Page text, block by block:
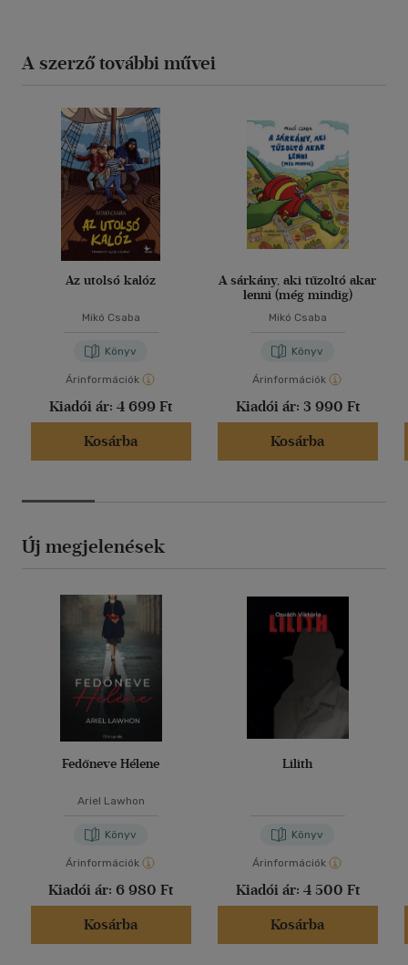
A szerző további művei
Az utolsó kalóz
Mikó Csaba
Könyv
Árinformációk
Kiadói ár: 4 699 Ft
Kosárba
A sárkány, aki tűzoltó akar
lenni (még mindig)
Mikó Csaba
Könyv
Árinformációk
Kiadói ár: 3 990 Ft
Kosárba
Új megjelenések
Fedőneve Hélene
Ariel Lawhon
Könyv
Árinformációk
Kiadói ár: 6 980 Ft
Kosárba
Lilith
Könyv
Árinformációk
Kiadói ár: 4 500 Ft
Kosárba